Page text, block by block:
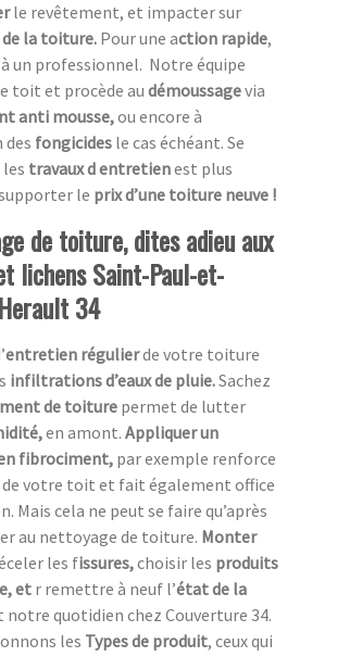
le revêtement, et impacter sur
de la toiture. Pour une action rapide,
un professionnel. Notre équipe
toit et procède audémoussagevia
anti mousse,ou encore à
des fongicides le cas échéant. Se
travaux d entretienest plus
le prix d’une toiture neuve !
de toiture, dites adieu aux
lichens Saint-Paul-et-
34
entretien régulierde votre toiture
infiltrations d’eaux de pluie.Sachez
de toiturepermet de lutter
en amont. Appliquer un
fibrociment, par exemple renforce
de votre toit et fait également office
Mais cela ne peut se faire qu’après
au nettoyage de toiture. Monter
les fissures,choisir les produits
et r remettre à neuf l’état de la
notre quotidien chez Couverture 34.
les Types de produit, ceux qui